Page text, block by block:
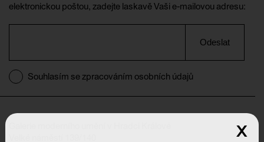
elektronickou poštou, zadejte laskavě Vaši e-mailovou adresu:
Odeslat
Souhlasím se zpracováním osobních údajů
x